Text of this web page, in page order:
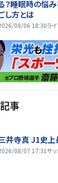
？睡眠時の悩
し方とは
08/06 18:30ラ
事
井寺真 J1史
08/07 17:31サ